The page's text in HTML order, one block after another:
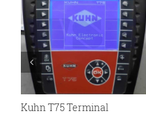
Kuhn T75 Terminal